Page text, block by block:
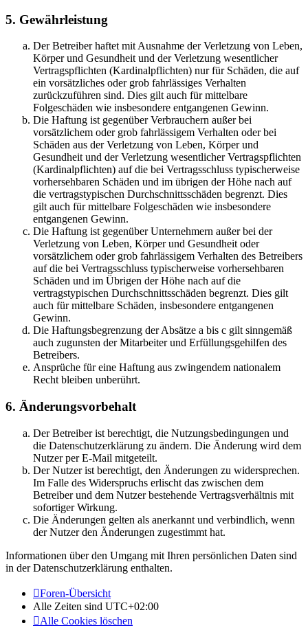
5. Gewährleistung
Der Betreiber haftet mit Ausnahme der Verletzung von Leben,
Körper und Gesundheit und der Verletzung wesentlicher
Vertragspflichten (Kardinalpflichten) nur für Schäden, die auf
ein vorsätzliches oder grob fahrlässiges Verhalten
zurückzuführen sind. Dies gilt auch für mittelbare
Folgeschäden wie insbesondere entgangenen Gewinn.
Die Haftung ist gegenüber Verbrauchern außer bei
vorsätzlichem oder grob fahrlässigem Verhalten oder bei
Schäden aus der Verletzung von Leben, Körper und
Gesundheit und der Verletzung wesentlicher Vertragspflichten
(Kardinalpflichten) auf die bei Vertragsschluss typischerweise
vorhersehbaren Schäden und im übrigen der Höhe nach auf
die vertragstypischen Durchschnittsschäden begrenzt. Dies
gilt auch für mittelbare Folgeschäden wie insbesondere
entgangenen Gewinn.
Die Haftung ist gegenüber Unternehmern außer bei der
Verletzung von Leben, Körper und Gesundheit oder
vorsätzlichem oder grob fahrlässigem Verhalten des Betreibers
auf die bei Vertragsschluss typischerweise vorhersehbaren
Schäden und im Übrigen der Höhe nach auf die
vertragstypischen Durchschnittsschäden begrenzt. Dies gilt
auch für mittelbare Schäden, insbesondere entgangenen
Gewinn.
Die Haftungsbegrenzung der Absätze a bis c gilt sinngemäß
auch zugunsten der Mitarbeiter und Erfüllungsgehilfen des
Betreibers.
Ansprüche für eine Haftung aus zwingendem nationalem
Recht bleiben unberührt.
6. Änderungsvorbehalt
Der Betreiber ist berechtigt, die Nutzungsbedingungen und
die Datenschutzerklärung zu ändern. Die Änderung wird dem
Nutzer per E-Mail mitgeteilt.
Der Nutzer ist berechtigt, den Änderungen zu widersprechen.
Im Falle des Widerspruchs erlischt das zwischen dem
Betreiber und dem Nutzer bestehende Vertragsverhältnis mit
sofortiger Wirkung.
Die Änderungen gelten als anerkannt und verbindlich, wenn
der Nutzer den Änderungen zugestimmt hat.
Informationen über den Umgang mit Ihren persönlichen Daten sind
in der Datenschutzerklärung enthalten.
Foren-Übersicht
Alle Zeiten sind UTC+02:00
Alle Cookies löschen